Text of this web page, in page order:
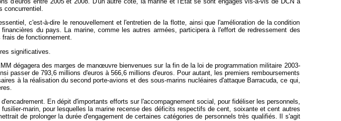
concurrentiel.
c'est-à-dire le renouvellement et l'entretien de la flotte, ainsi que l'amélioration de la condition
du pays. La marine, comme les autres armées, participera à l'effort de redressement des
de fonctionnement.
significatives.
dégagera des marges de manœuvre bienvenues sur la fin de la loi de programmation militaire 2003-
passer de 793,6 millions d'euros à 566,6 millions d'euros. Pour autant, les premiers remboursements
à la réalisation du second porte-avions et des sous-marins nucléaires d'attaque Barracuda, ce qui,
En dépit d'importants efforts sur l'accompagnement social, pour fidéliser les personnels,
marin, pour lesquelles la marine recense des déficits respectifs de cent, soixante et cent autres
de prolonger la durée d'engagement de certaines catégories de personnels très qualifiés. Il s'agit